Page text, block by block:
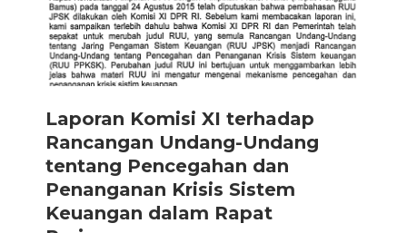
Laporan Komisi XI terhadap
Rancangan Undang-Undang
tentang Pencegahan dan
Penanganan Krisis Sistem
Keuangan dalam Rapat